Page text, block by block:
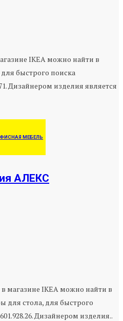
IKEA можно найти в
быстрого поиска
Дизайнером изделия является
МЕБЕЛЬ
АЛЕКС
магазине IKEA можно найти в
для стола, для быстрого
Дизайнером изделия..